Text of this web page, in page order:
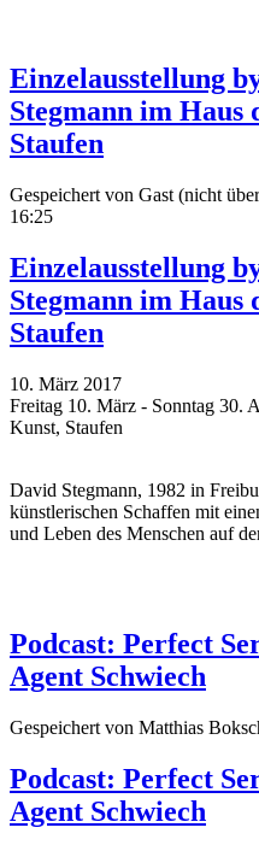
Einzelausstellung
Stegmann im
Staufen
Gespeichert von Gast (nicht
16:25
Einzelausstellung
Stegmann im
Staufen
10. März 2017
Freitag 10. März - Sonntag 30.
Kunst, Staufen
David Stegmann, 1982 in
künstlerischen Schaffen mit
und Leben des Menschen auf
Podcast: Perfect
Agent Schwiech
Gespeichert von Matthias
Podcast: Perfect
Agent Schwiech